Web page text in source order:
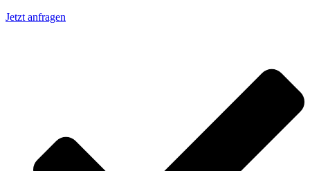
Jetzt anfragen